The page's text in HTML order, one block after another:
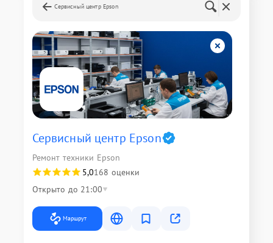
Сервисный центр Epson
Сервисный центр Epson
Ремонт техники Epson
5,0168 оценки
Открыто до 21:00
Маршрут